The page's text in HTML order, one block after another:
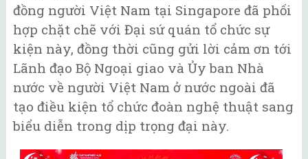
đồng người Việt Nam tại Singapore đã phối
hợp chặt chẽ với Đại sứ quán tổ chức sự
kiện này, đồng thời cũng gửi lời cảm ơn tới
Lãnh đạo Bộ Ngoại giao và Ủy ban Nhà
nước về người Việt Nam ở nước ngoài đã
tạo điều kiện tổ chức đoàn nghệ thuật sang
biểu diễn trong dịp trọng đại này.